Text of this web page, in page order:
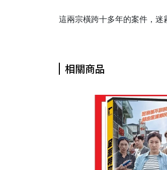
這兩宗橫跨十多年的案件，迷
相關商品